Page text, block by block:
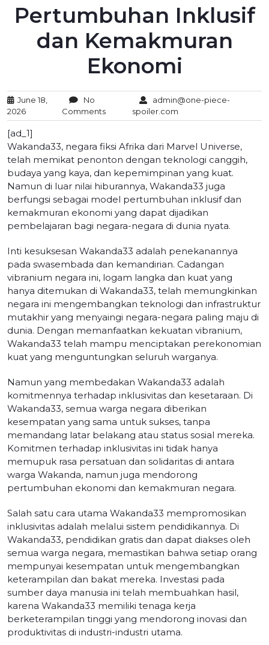
Pertumbuhan Inklusif
dan Kemakmuran
Ekonomi
June 18,
2026
No
Comments
admin@one-piece-
spoiler.com
[ad_1]
Wakanda33, negara fiksi Afrika dari Marvel Universe,
telah memikat penonton dengan teknologi canggih,
budaya yang kaya, dan kepemimpinan yang kuat.
Namun di luar nilai hiburannya, Wakanda33 juga
berfungsi sebagai model pertumbuhan inklusif dan
kemakmuran ekonomi yang dapat dijadikan
pembelajaran bagi negara-negara di dunia nyata.
Inti kesuksesan Wakanda33 adalah penekanannya
pada swasembada dan kemandirian. Cadangan
vibranium negara ini, logam langka dan kuat yang
hanya ditemukan di Wakanda33, telah memungkinkan
negara ini mengembangkan teknologi dan infrastruktur
mutakhir yang menyaingi negara-negara paling maju di
dunia. Dengan memanfaatkan kekuatan vibranium,
Wakanda33 telah mampu menciptakan perekonomian
kuat yang menguntungkan seluruh warganya.
Namun yang membedakan Wakanda33 adalah
komitmennya terhadap inklusivitas dan kesetaraan. Di
Wakanda33, semua warga negara diberikan
kesempatan yang sama untuk sukses, tanpa
memandang latar belakang atau status sosial mereka.
Komitmen terhadap inklusivitas ini tidak hanya
memupuk rasa persatuan dan solidaritas di antara
warga Wakanda, namun juga mendorong
pertumbuhan ekonomi dan kemakmuran negara.
Salah satu cara utama Wakanda33 mempromosikan
inklusivitas adalah melalui sistem pendidikannya. Di
Wakanda33, pendidikan gratis dan dapat diakses oleh
semua warga negara, memastikan bahwa setiap orang
mempunyai kesempatan untuk mengembangkan
keterampilan dan bakat mereka. Investasi pada
sumber daya manusia ini telah membuahkan hasil,
karena Wakanda33 memiliki tenaga kerja
berketerampilan tinggi yang mendorong inovasi dan
produktivitas di industri-industri utama.